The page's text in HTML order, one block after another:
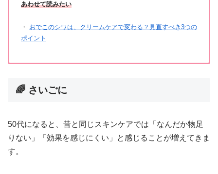
あわせて読みたい
・ おでこのシワは、クリームケアで変わる？見直すべき3つの
ポイント
🌈 さいごに
50代になると、昔と同じスキンケアでは「なんだか物足
りない」「効果を感じにくい」と感じることが増えてきま
す。